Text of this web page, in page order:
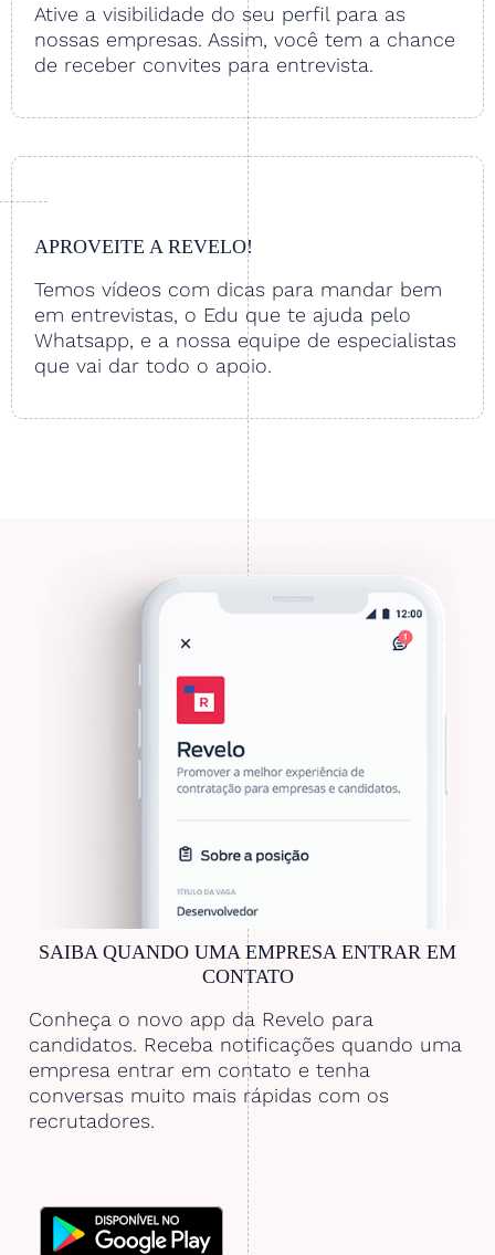
Ative a visibilidade do seu perfil para as
nossas empresas. Assim, você tem a chance
de receber convites para entrevista.
APROVEITE A REVELO!
Temos vídeos com dicas para mandar bem
em entrevistas, o Edu que te ajuda pelo
Whatsapp, e a nossa equipe de especialistas
que vai dar todo o apoio.
SAIBA QUANDO UMA EMPRESA ENTRAR EM
CONTATO
Conheça o novo app da Revelo para
candidatos. Receba notificações quando uma
empresa entrar em contato e tenha
conversas muito mais rápidas com os
recrutadores.